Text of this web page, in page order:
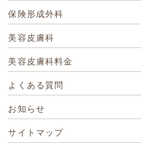
保険形成外科
美容皮膚科
美容皮膚科料金
よくある質問
お知らせ
サイトマップ